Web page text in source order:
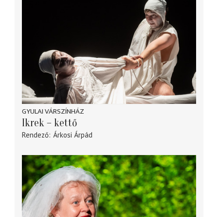
GYULAI VÁRSZÍNHÁZ
Ikrek – kettő
Rendező Árkosi Árpád